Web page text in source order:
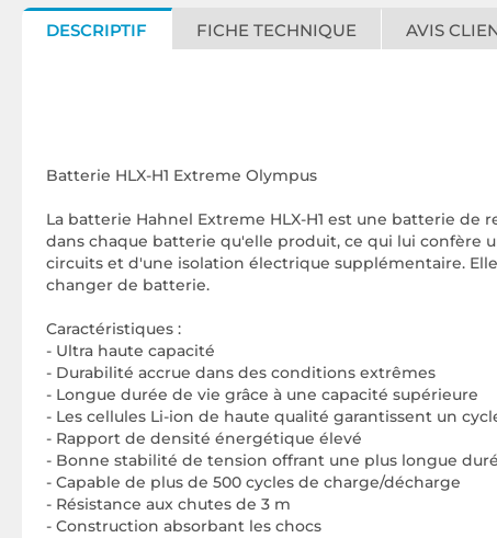
DESCRIPTIF FICHE TECHNIQUE AVIS
Batterie HLX-H1 Extreme Olympus
La batterie Hahnel Extreme HLX-H1 est une batterie
dans chaque batterie qu'elle produit, ce qui lui confère
circuits et d'une isolation électrique supplémentaire.
changer de batterie.
Caractéristiques :
- Ultra haute capacité
- Durabilité accrue dans des conditions extrêmes
- Longue durée de vie grâce à une capacité supérieure
- Les cellules Li-ion de haute qualité garantissent un
- Rapport de densité énergétique élevé
- Bonne stabilité de tension offrant une plus longue
- Capable de plus de 500 cycles de charge/décharge
- Résistance aux chutes de 3 m
- Construction absorbant les chocs